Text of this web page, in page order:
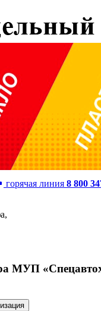
горячая линия 8 800
МУП